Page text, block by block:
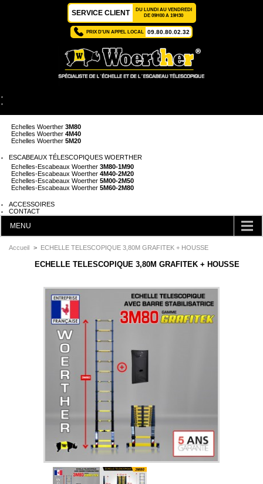
SERVICE CLIENT
DU LUNDI AU VENDREDI
DE 09H00 A 19H30
PRIX D'UN APPEL LOCAL 09.80.80.02.32
Echelles Woerther 3M80
Echelles Woerther 4M40
Echelles Woerther 5M20
ESCABEAUX TÉLESCOPIQUES WOERTHER
Echelles-Escabeaux Woerther 3M80-1M90
Echelles-Escabeaux Woerther 4M40-2M20
Echelles-Escabeaux Woerther 5M00-2M50
Echelles-Escabeaux Woerther 5M60-2M80
ACCESSOIRES
CONTACT
MENU
CATÉGORIES
ÉCHELLES TELESCOPIQUES
RECHERCHE PAR TAILLE
RECHERCHE PAR GAMME
NOS ACCESSOIRES
CAISSES A OUTILS WOERTHER
CHÈQUES CADEAUX WOERTHER
INFORMATIONS
MENTIONS LEGALES
conditions générales de vente et d'utilisation
PAIEMENT SECURISE
NOUS CONTACTER
SATISFAIT OU REMBOURSÉ
CHOISIR FACILEMENT SON MODELE
QUI SOMME NOUS ?
NORME EN-131
Accueil > ECHELLE TELESCOPIQUE 3,80M GRAFITEK + HOUSSE
ECHELLE TELESCOPIQUE 3,80M GRAFITEK + HOUSSE